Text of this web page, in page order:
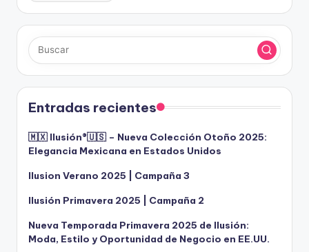
Entradas recientes
🇲🇽 Ilusión®️🇺🇸 – Nueva Colección Otoño 2025:
Elegancia Mexicana en Estados Unidos
Ilusion Verano 2025 | Campaña 3
Ilusión Primavera 2025 | Campaña 2
Nueva Temporada Primavera 2025 de Ilusión:
Moda, Estilo y Oportunidad de Negocio en EE.UU.